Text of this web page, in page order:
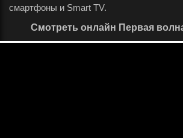
смартфоны и Smart TV.
Смотреть онлайн Первая